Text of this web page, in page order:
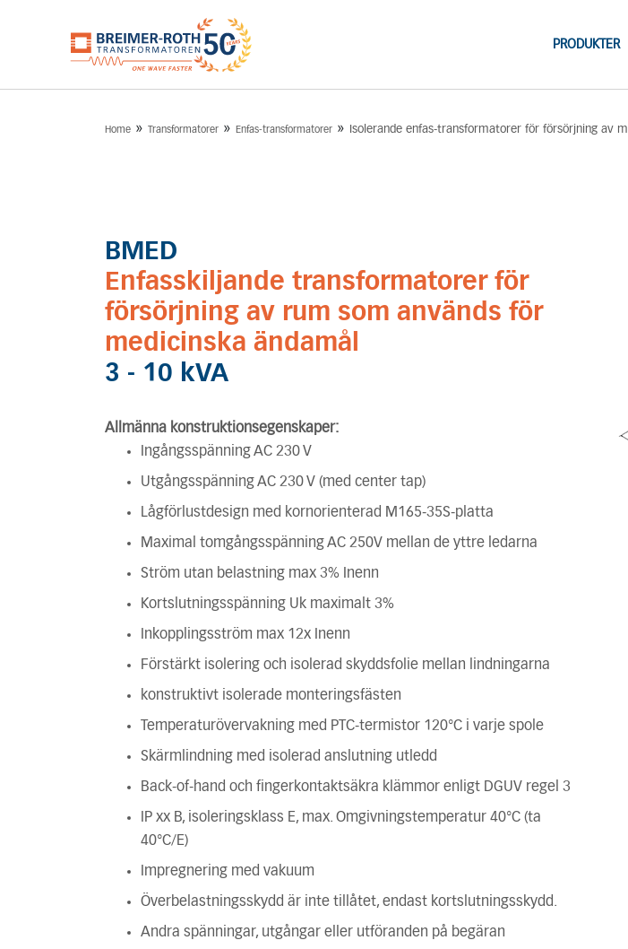
PRODUKTER
Home » Transformatorer » Enfas-transformatorer » Isolerande enfas-transformatorer för försörjning av
BMED
Enfasskiljande transformatorer för
försörjning av rum som används för
medicinska ändamål
3 - 10 kVA
Allmänna konstruktionsegenskaper:
Ingångsspänning AC 230 V
Utgångsspänning AC 230 V (med center tap)
Lågförlustdesign med kornorienterad M165-35S-platta
Maximal tomgångsspänning AC 250V mellan de yttre ledarna
Ström utan belastning max 3% Inenn
Kortslutningsspänning Uk maximalt 3%
Inkopplingsström max 12x Inenn
Förstärkt isolering och isolerad skyddsfolie mellan lindningarna
konstruktivt isolerade monteringsfästen
Temperaturövervakning med PTC-termistor 120°C i varje spole
Skärmlindning med isolerad anslutning utledd
Back-of-hand och fingerkontaktsäkra klämmor enligt DGUV regel 3
IP xx B, isoleringsklass E, max. Omgivningstemperatur 40°C (ta
40°C/E)
Impregnering med vakuum
Överbelastningsskydd är inte tillåtet, endast kortslutningsskydd.
Andra spänningar, utgångar eller utföranden på begäran